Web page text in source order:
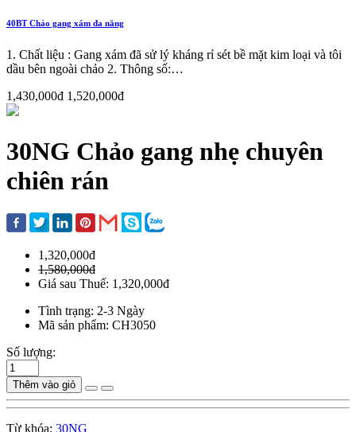
40BT Chảo gang xám đa năng
1. Chất liệu : Gang xám đã sử lý kháng rỉ sét bề mặt kim loại và tôi
dầu bên ngoài chảo 2. Thông số:…
1,430,000đ 1,520,000đ
30NG Chảo gang nhẹ chuyên
chiên rán
1,320,000đ
1,580,000đ
Giá sau Thuế: 1,320,000đ
Tình trạng: 2-3 Ngày
Mã sản phẩm: CH3050
Số lượng:
Thêm vào giỏ
Từ khóa: 30NG